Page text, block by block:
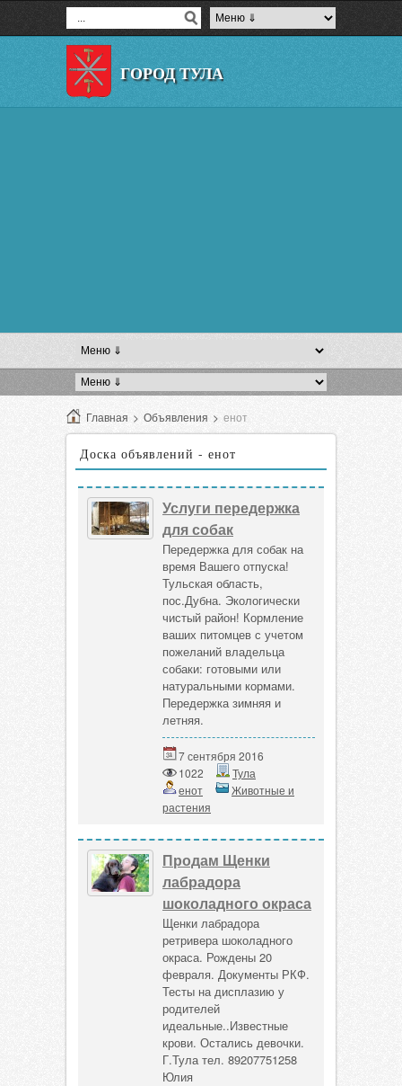
ГОРОД ТУЛА
Главная > Объявления > енот
Доска объявлений - енот
Услуги передержка
для собак
Передержка для собак на
время Вашего отпуска!
Тульская область,
пос.Дубна. Экологически
чистый район! Кормление
ваших питомцев с учетом
пожеланий владельца
собаки: готовыми или
натуральными кормами.
Передержка зимняя и
летняя.
7 сентября 2016
1022
Тула
енот
Животные и
растения
Продам Щенки
лабрадора
шоколадного окраса
Щенки лабрадора
ретривера шоколадного
окраса. Рождены 20
февраля. Документы РКФ.
Тесты на дисплазию у
родителей
идеальные..Известные
крови. Остались девочки.
Г.Тула тел. 89207751258
Юлия